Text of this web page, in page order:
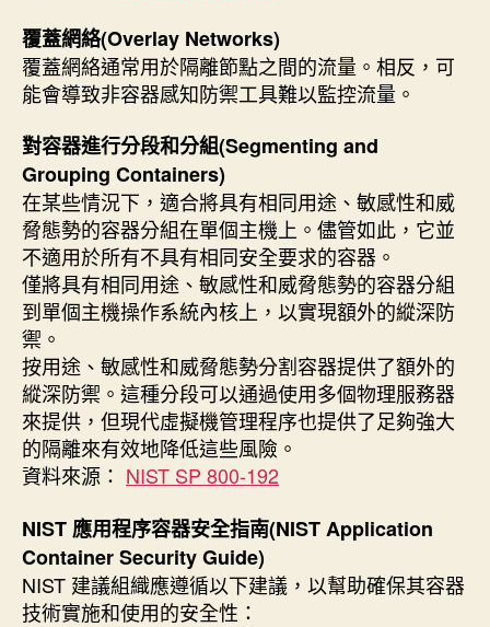
覆蓋網絡(Overlay Networks)
覆蓋網絡通常用於隔離節點之間的流量。相反，可
能會導致非容器感知防禦工具難以監控流量。
對容器進行分段和分組(Segmenting and
Grouping Containers)
在某些情況下，適合將具有相同用途、敏感性和威
脅態勢的容器分組在單個主機上。儘管如此，它並
不適用於所有不具有相同安全要求的容器。
僅將具有相同用途、敏感性和威脅態勢的容器分組
到單個主機操作系統內核上，以實現額外的縱深防
禦。
按用途、敏感性和威脅態勢分割容器提供了額外的
縱深防禦。這種分段可以通過使用多個物理服務器
來提供，但現代虛擬機管理程序也提供了足夠強大
的隔離來有效地降低這些風險。
資料來源： NIST SP 800-192
NIST 應用程序容器安全指南(NIST Application
Container Security Guide)
NIST 建議組織應遵循以下建議，以幫助確保其容器
技術實施和使用的安全性：